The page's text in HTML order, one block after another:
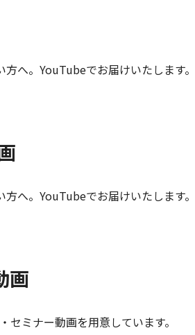
へ。YouTubeでお届けいたします。
へ。YouTubeでお届けいたします。
画
ミナー動画を用意しています。